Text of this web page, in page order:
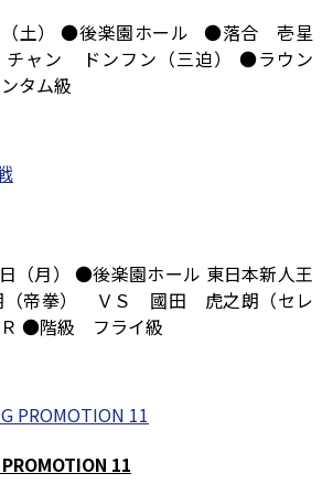
（土） ●後楽園ホール ●落合 壱星
ャン ドンフン（三迫） ●ラウン
タム級
（月） ●後楽園ホール 東日本新人王
帝拳） ＶＳ 國田 虎之朗（セレ
●階級 フライ級
11